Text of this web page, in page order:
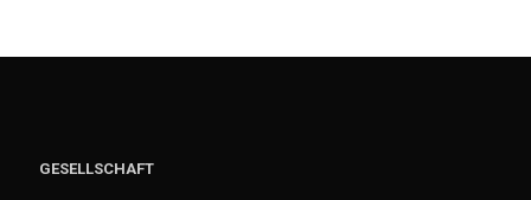
GESELLSCHAFT